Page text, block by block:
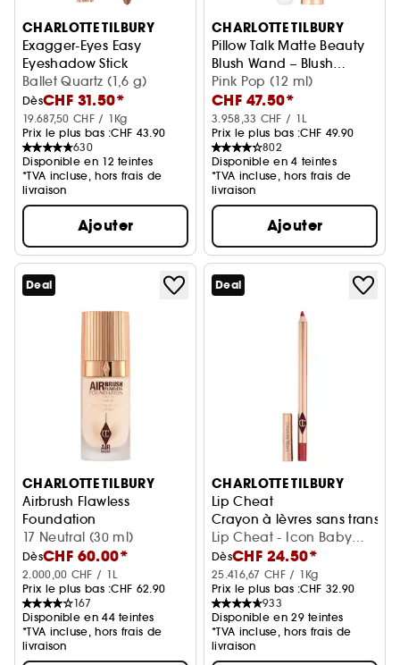
CHARLOTTE TILBURY
Exagger-Eyes Easy
Eyeshadow Stick
Ombre à paupières en stick
Ballet Quartz (1,6 g)
DèsCHF 31.50*
19.687,50 CHF / 1Kg
Prix le plus bas :CHF 43.90
630
Disponible en 12 teintes
*TVA incluse, hors frais de
livraison
Ajouter
CHARLOTTE TILBURY
Pillow Talk Matte Beauty
Blush Wand – Blush
liquide
Pink Pop (12 ml)
CHF 47.50*
3.958,33 CHF / 1L
Prix le plus bas :CHF 49.90
802
Disponible en 4 teintes
*TVA incluse, hors frais de
livraison
Ajouter
Deal
CHARLOTTE TILBURY
Airbrush Flawless
Foundation
Fond de teint léger à couvrance totale
17 Neutral (30 ml)
DèsCHF 60.00*
2.000,00 CHF / 1L
Prix le plus bas :CHF 62.90
167
Disponible en 44 teintes
*TVA incluse, hors frais de
livraison
Deal
CHARLOTTE TILBURY
Lip Cheat
Crayon à lèvres sans transfert
Lip Cheat - Icon Baby
(1,2 g)
DèsCHF 24.50*
25.416,67 CHF / 1Kg
Prix le plus bas :CHF 32.90
933
Disponible en 29 teintes
*TVA incluse, hors frais de
livraison